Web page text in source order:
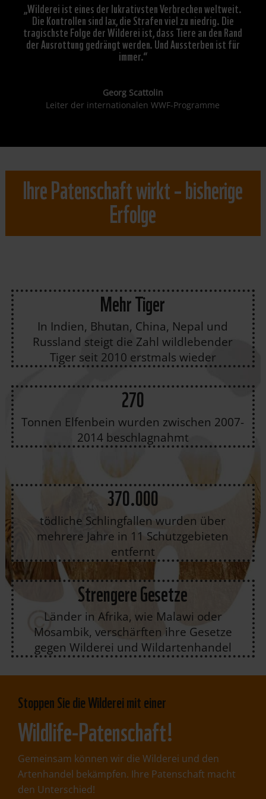
„Wilderei ist eines der lukrativsten Verbrechen weltweit.
Die Kontrollen sind lax, die Strafen viel zu niedrig. Die
tragischste Folge der Wilderei ist, dass Tiere an den Rand
der Ausrottung gedrängt werden. Und Aussterben ist für
immer.“
Georg Scattolin
Leiter der internationalen WWF-Programme
Ihre Patenschaft wirkt – bisherige
Erfolge
Mehr Tiger
In Indien, Bhutan, China, Nepal und
Russland steigt die Zahl wildlebender
Tiger seit 2010 erstmals wieder
270
Tonnen Elfenbein wurden zwischen 2007-
2014 beschlagnahmt
370.000
tödliche Schlingfallen wurden über
mehrere Jahre in 11 Schutzgebieten
entfernt
Strengere Gesetze
Länder in Afrika, wie Malawi oder
Mosambik, verschärften ihre Gesetze
gegen Wilderei und Wildartenhandel
Stoppen Sie die Wilderei mit einer
Wildlife-Patenschaft!
Gemeinsam können wir die Wilderei und den
Artenhandel bekämpfen. Ihre Patenschaft macht
den Unterschied!